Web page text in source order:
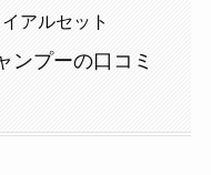
アルセット
ンプーの口コミ